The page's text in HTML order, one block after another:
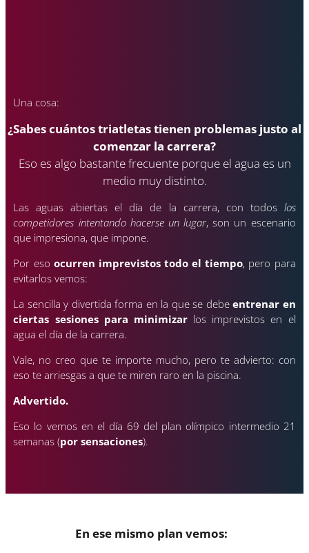
Una cosa:
¿Sabes cuántos triatletas tienen problemas justo al
comenzar la carrera?
Eso es algo bastante frecuente porque el agua es un
medio muy distinto.
Las aguas abiertas el día de la carrera, con todos los
competidores intentando hacerse un lugar, son un escenario
que impresiona, que impone.
Por eso ocurren imprevistos todo el tiempo, pero para
evitarlos vemos:
La sencilla y divertida forma en la que se debeentrenar en
ciertas sesiones para minimizarlos imprevistos en el
agua el día de la carrera.
Vale, no creo que te importe mucho, pero te advierto: con
eso te arriesgas a que te miren raro en la piscina.
Advertido.
Eso lo vemos en el día 69 del plan olímpico intermedio 21
semanas (por sensaciones).
En ese mismo plan vemos: